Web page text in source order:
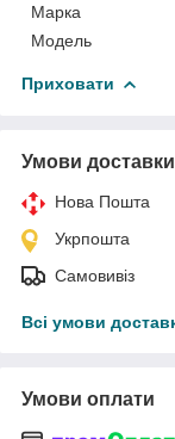
Марка
Мoдель
Приховати
Умови доставки
Нова Пошта
Укрпошта
Самовивіз
Всі умови
Умови оплати